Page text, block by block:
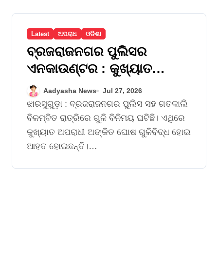
Latest ଅପରାଧ ଓଡିଶା
ବ୍ରଜରାଜନଗର ପୁଲିସର
ଏନକାଉଣ୍ଟର : କୁଖ୍ୟାତ
ଅପରାଧୀ ଅଙ୍କିତ ଘୋଷ ଆହତ
Aadyasha News Jul 27, 2026
ଝାରସୁଗୁଡ଼ା : ବ୍ରଜରାଜନଗର ପୁଲିସ ସହ ଗତକାଲି
ବିଳମ୍ବିତ ରାତ୍ରିରେ ଗୁଳି ବିନିମୟ ଘଟିଛି। ଏଥିରେ
କୁଖ୍ୟାତ ଅପରାଧୀ ଅଙ୍କିତ ଘୋଷ ଗୁଳିବିଦ୍ଧ ହୋଇ
ଆହତ ହୋଇଛନ୍ତି।…